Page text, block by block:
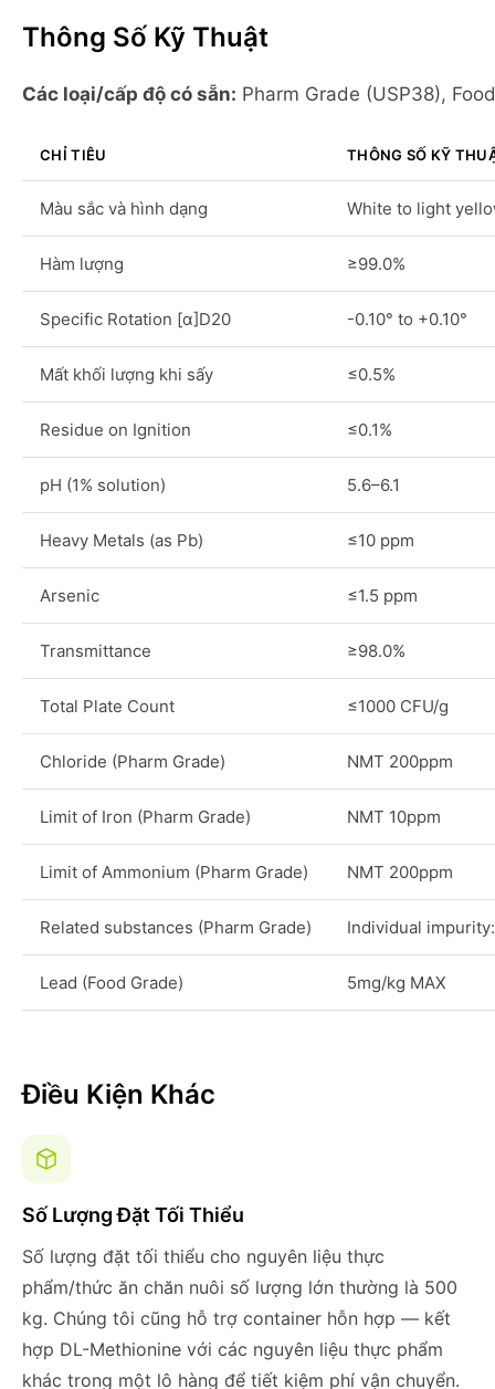
Thông Số Kỹ Thuật
Các loại/cấp độ có sẵn: Pharm Grade (USP38),
CHỈ TIÊU THÔNG SỐ KỸ
Màu sắc và hình dạng White to light
Hàm lượng ≥99.0%
Specific Rotation [α]D20 -0.10° to +0.10°
Mất khối lượng khi sấy ≤0.5%
Residue on Ignition ≤0.1%
pH (1% solution) 5.6–6.1
Heavy Metals (as Pb) ≤10 ppm
Arsenic ≤1.5 ppm
Transmittance ≥98.0%
Total Plate Count ≤1000 CFU/g
Chloride (Pharm Grade) NMT 200ppm
Limit of Iron (Pharm Grade) NMT 10ppm
Limit of Ammonium (Pharm Grade) NMT 200ppm
Related substances (Pharm Grade) Individual
Lead (Food Grade) 5mg/kg MAX
Điều Kiện Khác
Số Lượng Đặt Tối Thiểu
Số lượng đặt tối thiểu cho nguyên liệu thực
phẩm/thức ăn chăn nuôi số lượng lớn thường là 500
kg. Chúng tôi cũng hỗ trợ container hỗn hợp — kết
hợp DL-Methionine với các nguyên liệu thực phẩm
khác trong một lô hàng để tiết kiệm phí vận chuyển.